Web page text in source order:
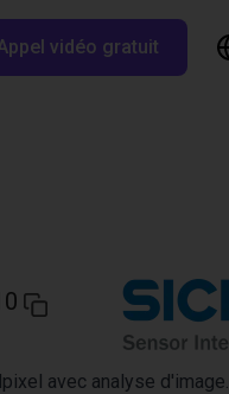
vidéo gratuit
avec analyse d'image.